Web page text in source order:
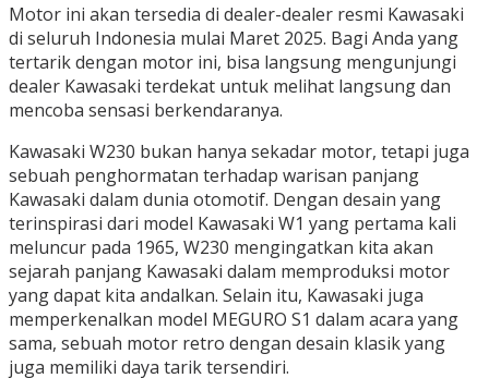
Motor ini akan tersedia di dealer-dealer resmi Kawasaki
di seluruh Indonesia mulai Maret 2025. Bagi Anda yang
tertarik dengan motor ini, bisa langsung mengunjungi
dealer Kawasaki terdekat untuk melihat langsung dan
mencoba sensasi berkendaranya.
Kawasaki W230 bukan hanya sekadar motor, tetapi juga
sebuah penghormatan terhadap warisan panjang
Kawasaki dalam dunia otomotif. Dengan desain yang
terinspirasi dari model Kawasaki W1 yang pertama kali
meluncur pada 1965, W230 mengingatkan kita akan
sejarah panjang Kawasaki dalam memproduksi motor
yang dapat kita andalkan. Selain itu, Kawasaki juga
memperkenalkan model MEGURO S1 dalam acara yang
sama, sebuah motor retro dengan desain klasik yang
juga memiliki daya tarik tersendiri.